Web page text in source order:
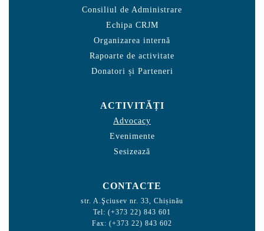
Consiliul de Administrare
Echipa CRJM
Organizarea internă
Rapoarte de activitate
Donatori și Parteneri
ACTIVITĂȚI
Advocacy
Evenimente
Sesizează
CONTACTE
str. A.Şciusev nr. 33, Chișinău
Tel: (+373 22) 843 601
Fax: (+373 22) 843 602